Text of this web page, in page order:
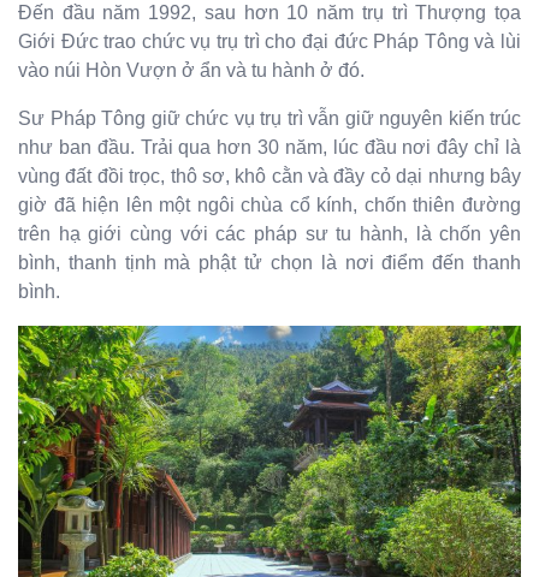
Đến đầu năm 1992, sau hơn 10 năm trụ trì Thượng tọa
Giới Đức trao chức vụ trụ trì cho đại đức Pháp Tông và lùi
vào núi Hòn Vượn ở ẩn và tu hành ở đó.
Sư Pháp Tông giữ chức vụ trụ trì vẫn giữ nguyên kiến trúc
như ban đầu. Trải qua hơn 30 năm, lúc đầu nơi đây chỉ là
vùng đất đồi trọc, thô sơ, khô cằn và đầy cỏ dại nhưng bây
giờ đã hiện lên một ngôi chùa cổ kính, chốn thiên đường
trên hạ giới cùng với các pháp sư tu hành, là chốn yên
bình, thanh tịnh mà phật tử chọn là nơi điểm đến thanh
bình.